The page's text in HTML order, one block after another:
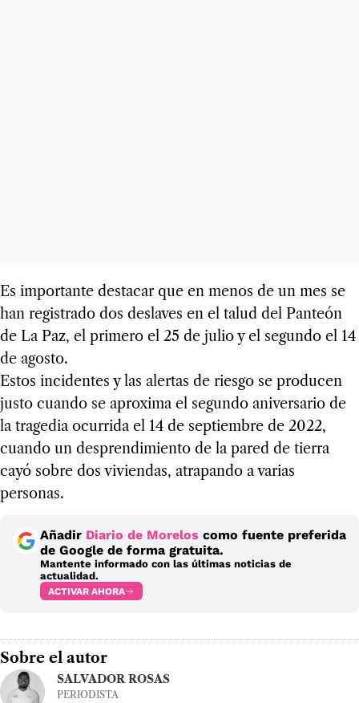
Es importante destacar que en menos de un mes se
han registrado dos deslaves en el talud del Panteón
de La Paz, el primero el 25 de julio y el segundo el 14
de agosto.
Estos incidentes y las alertas de riesgo se producen
justo cuando se aproxima el segundo aniversario de
la tragedia ocurrida el 14 de septiembre de 2022,
cuando un desprendimiento de la pared de tierra
cayó sobre dos viviendas, atrapando a varias
personas.
Añadir Diario de Morelos como fuente preferida
de Google de forma gratuita.
Mantente informado con las últimas noticias de
actualidad.
ACTIVAR AHORA
Sobre el autor
SALVADOR ROSAS
PERIODISTA